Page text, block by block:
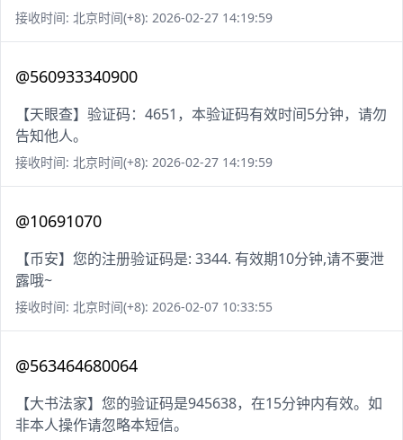
接收时间: 北京时间(+8): 2026-02-27 14:19:59
@560933340900
【天眼查】验证码：4651，本验证码有效时间5分钟，请勿
告知他人。
接收时间: 北京时间(+8): 2026-02-27 14:19:59
@10691070
【币安】您的注册验证码是: 3344. 有效期10分钟,请不要泄
露哦~
接收时间: 北京时间(+8): 2026-02-07 10:33:55
@563464680064
【大书法家】您的验证码是945638，在15分钟内有效。如
非本人操作请忽略本短信。